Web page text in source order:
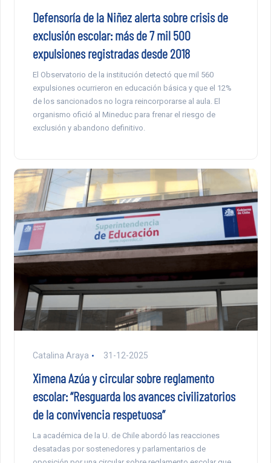
Defensoría de la Niñez alerta sobre crisis de
exclusión escolar: más de 7 mil 500
expulsiones registradas desde 2018
El Observatorio de la institución detectó que mil 560
expulsiones ocurrieron en educación básica y que el 12%
de los sancionados no logra reincorporarse al aula. El
organismo ofició al Mineduc para frenar el riesgo de
exclusión y abandono definitivo.
Catalina Araya 31-12-2025
Ximena Azúa y circular sobre reglamento
escolar: “Resguarda los avances civilizatorios
de la convivencia respetuosa”
La académica de la U. de Chile abordó las reacciones
desatadas por sostenedores y parlamentarios de